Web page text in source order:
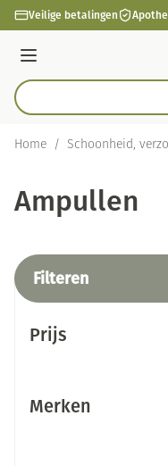
Ga naar de inhoud
Veilige betalingen
Menu
Product, merk,
Home / Schoonheid,
Ampullen
Filteren
Prijs
Merken